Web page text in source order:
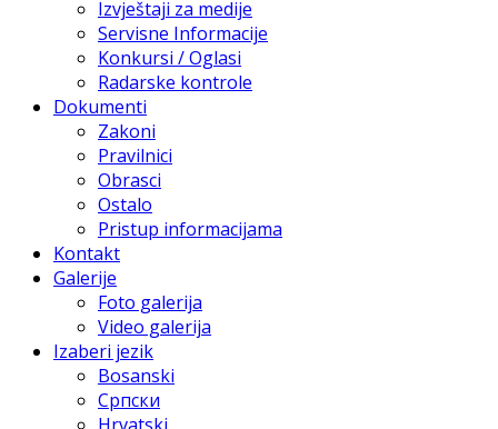
Izvještaji za medije
Servisne Informacije
Konkursi / Oglasi
Radarske kontrole
Dokumenti
Zakoni
Pravilnici
Obrasci
Ostalo
Pristup informacijama
Kontakt
Galerije
Foto galerija
Video galerija
Izaberi jezik
Bosanski
Српски